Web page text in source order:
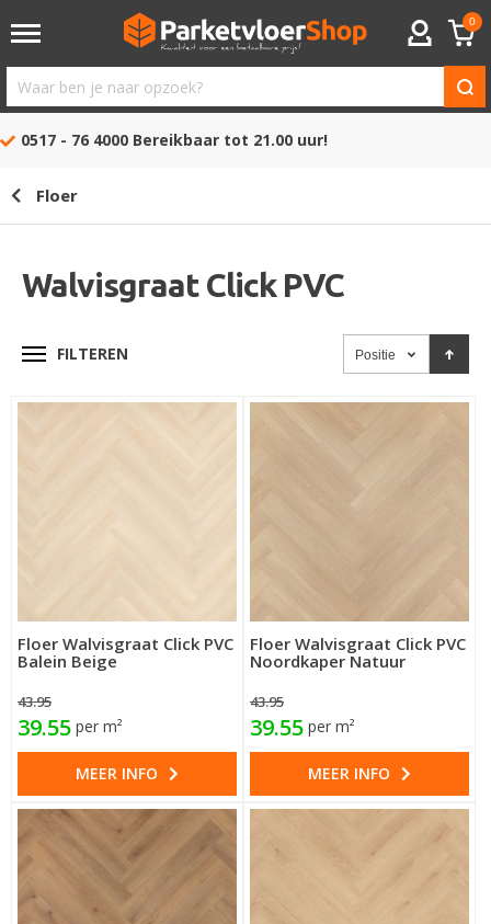
ACCOUNT
0
Waar
ben
opzoek?
0517 - 76 4000 Bereikbaar tot 21.00 uur!
Floer
Walvisgraat Click PVC
FILTEREN Positie
Floer Walvisgraat Click PVC
Balein Beige
43.95
39.55 per m²
MEER INFO
Floer Walvisgraat Click PVC
Noordkaper Natuur
43.95
39.55 per m²
MEER INFO